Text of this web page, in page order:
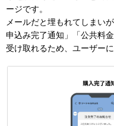
ージです。
メールだと埋もれてしまい
申込み完了通知」「公共料
受け取れるため、ユーザー